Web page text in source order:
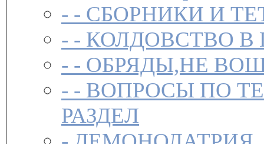
- - СБОРНИКИ И
- - КОЛДОВСТВО В
- - ОБРЯДЫ,НЕ
- - ВОПРОСЫ ПО
РАЗДЕЛ